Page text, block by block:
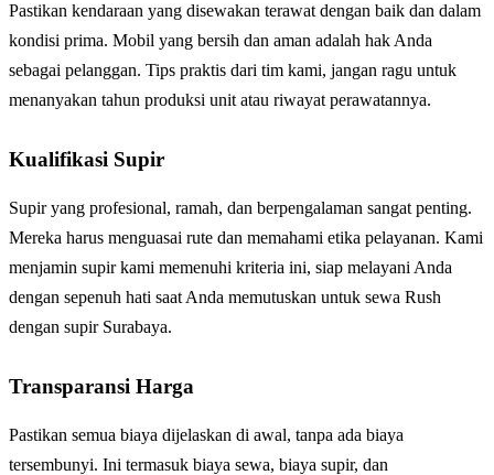
Pastikan kendaraan yang disewakan terawat dengan baik dan dalam
kondisi prima. Mobil yang bersih dan aman adalah hak Anda
sebagai pelanggan. Tips praktis dari tim kami, jangan ragu untuk
menanyakan tahun produksi unit atau riwayat perawatannya.
Kualifikasi Supir
Supir yang profesional, ramah, dan berpengalaman sangat penting.
Mereka harus menguasai rute dan memahami etika pelayanan. Kami
menjamin supir kami memenuhi kriteria ini, siap melayani Anda
dengan sepenuh hati saat Anda memutuskan untuk sewa Rush
dengan supir Surabaya.
Transparansi Harga
Pastikan semua biaya dijelaskan di awal, tanpa ada biaya
tersembunyi. Ini termasuk biaya sewa, biaya supir, dan